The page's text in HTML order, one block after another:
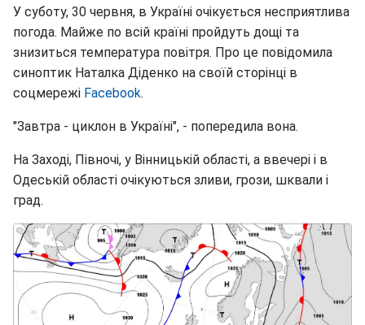
У суботу, 30 червня, в Україні очікується несприятлива
погода. Майже по всій країні пройдуть дощі та
знизиться температура повітря. Про це повідомила
синоптик Наталка Діденко на своїй сторінці в
соцмережі Facebook.
"Завтра - циклон в Україні", - попередила вона.
На Заході, Півночі, у Вінницькій області, а ввечері і в
Одеській області очікуються зливи, грози, шквали і
град.